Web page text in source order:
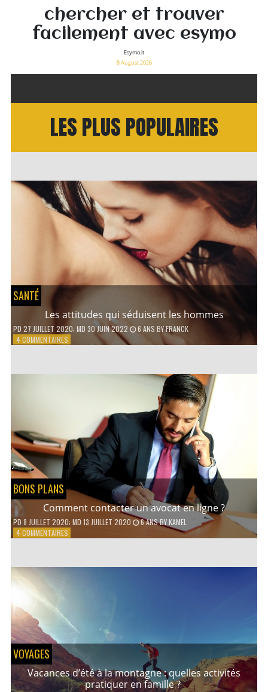
chercher et trouver
facilement avec esymo
Esymo.it
8 August 2026
LES PLUS POPULAIRES
SANTÉ
Les attitudes qui séduisent les hommes
PD 27 JUILLET 2020; MD 30 JUIN 2022 6 ANS BYFRANCK
4 COMMENTAIRESSUR
BONS PLANS
Comment contacter un avocat en ligne ?
PD 8 JUILLET 2020; MD 13 JUILLET 2020 6 ANSBYKAMEL
4 COMMENTAIRESSUR
VOYAGES
Vacances d’été à la montagne : quelles activités
pratiquer en famille ?